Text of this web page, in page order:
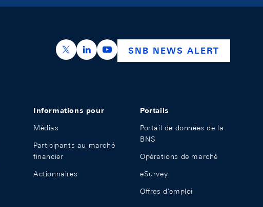
https://x.com/snb_bns
https://ch.linkedin.com/company/swiss-
https://www.youtube.com/
SNB NEWS ALERT
Informations pour
Médias
Participants au marché
financier
Actionnaires
Portails
Portail de données de la
BNS
Opérations de marché
eSurvey
Offres d'emploi